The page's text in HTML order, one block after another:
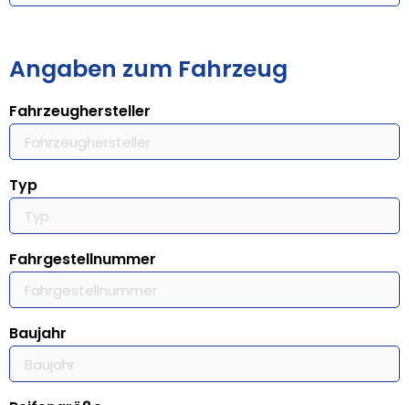
Angaben zum Fahrzeug
Fahrzeughersteller
Typ
Fahrgestellnummer
Baujahr